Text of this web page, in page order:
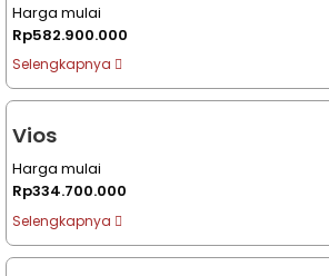
Harga mulai
Rp582.900.000
Selengkapnya
Vios
Harga mulai
Rp334.700.000
Selengkapnya